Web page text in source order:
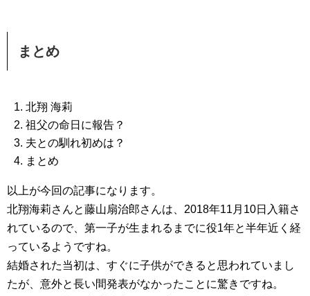
まとめ
北翔 海莉
祖父の命日に報告？
夫との馴れ初めは？
まとめ
以上が今回の記事になります。
北翔海莉さんと藤山扇治郎さんは、2018年11月10日入籍さ
れているので、第一子が生まれるまでに役1年と半年近く経
っているようですね。
結婚された当初は、すぐに子供ができると思われていまし
たが、意外と長い間発表がなかったことに驚きですね。